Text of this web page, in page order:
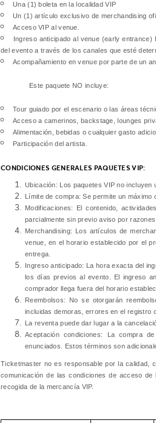
Una (1) boleta en la localidad VIP
Un (1) artículo exclusivo de merchandising
Acceso VIP al venue.
Ingreso anticipado al venue (early
del evento a través de los canales que esté
Acompañamiento en venue por parte de un
Este paquete NO incluye:
Tour guiado por el escenario o las áreas
Acceso a camerinos, backstage, lounges
Alimentación, bebidas o cualquier gasto
Participación del artista.
CONDICIONES GENERALES PAQUETES VIP:
Ubicación: Los paquetes VIP no incluyen
Límite de compra: Se permite un máximo
Modificaciones:
El contenido,
parcialmente sin previo aviso por
Merchandising: Los artículos de
venue, en el horario establecido por el
entrega.
Ingreso anticipado: La hora exacta del
los días previos al evento. El ingreso
comprador llega fuera del horario
Reembolsos:
No se otorgarán
incluidas demoras, errores en el registro
La reventa puede dar lugar a la
Aceptación condiciones:
La compra
enunciados. Estos términos son
Ticketmaster no es responsable por la calidad,
comunicación de las condiciones de acceso
recogida de la mercancía VIP.